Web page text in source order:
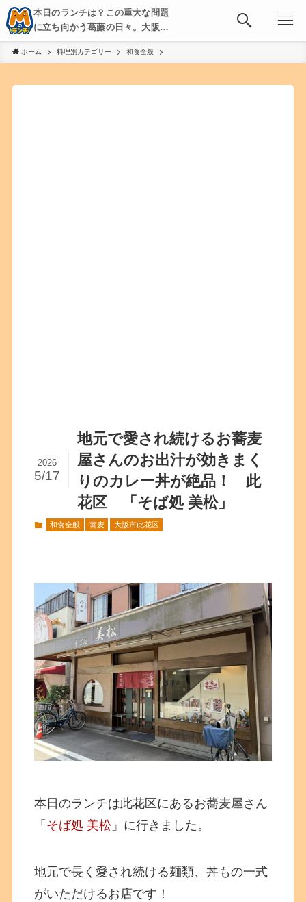
本日のランチは？この重大な問題
に立ち向かう葛藤の日々。大阪・
京都・神戸を中心とした食べ歩
き、飲み歩きを綴る。
ホーム 料理別カテゴリー 和食全般
地元で愛され続けるお蕎麦
屋さんのお出汁が効きまく
りのカレー丼が絶品！ 此
花区 「そば処 美松」
2026
5/17
和食全般 蕎麦 大阪市此花区
本日のランチは此花区にあるお蕎麦屋さん
「 そば処 美松 」に行きました。
地元で長く愛され続ける麺類、丼もの一式
がいただけるお店です！